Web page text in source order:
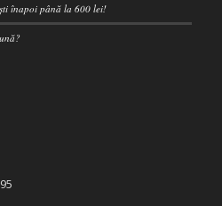
înapoi până la 600 lei!